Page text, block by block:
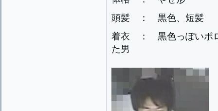
頭髪 ： 黒色、短髪
着衣 ： 黒色っぽいポ
た男